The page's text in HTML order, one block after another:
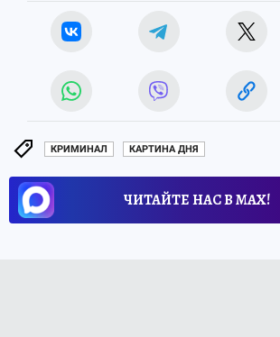
КРИМИНАЛ КАРТИНА ДНЯ
ЧИТАЙТЕ НАС В МАХ!